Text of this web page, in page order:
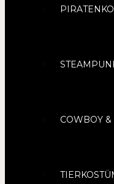
COWBOY &